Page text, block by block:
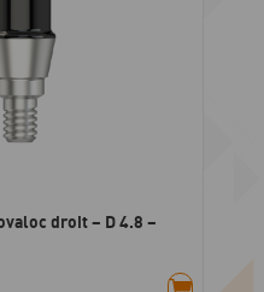
droit – D 4.8 –